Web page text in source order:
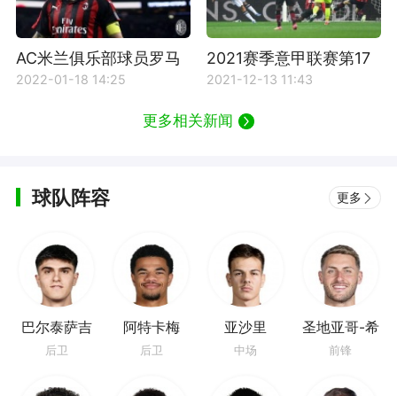
AC米兰俱乐部球员罗马
尼奥利资料介绍
2022-01-18 14:25
2021赛季意甲联赛第17
轮乌迪内斯vsAC米兰比
2021-12-13 11:43
更多相关新闻
球队阵容 更多
巴尔泰萨吉
后卫
阿特卡梅
后卫
亚沙里
中场
圣地亚哥-希
门尼斯
前锋